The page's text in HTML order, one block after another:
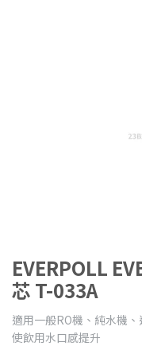
EVERPOLL
芯 T-033A
適用一般RO機、純水機
使飲用水口感提升